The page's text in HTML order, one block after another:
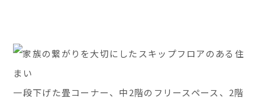
一段下げた畳コーナー、中2階のフリースペース、2階